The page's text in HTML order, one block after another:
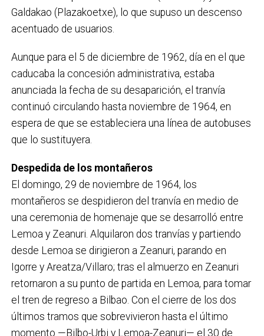
Galdakao (Plazakoetxe), lo que supuso un descenso
acentuado de usuarios.
Aunque para el 5 de diciembre de 1962, día en el que
caducaba la concesión administrativa, estaba
anunciada la fecha de su desaparición, el tranvía
continuó circulando hasta noviembre de 1964, en
espera de que se estableciera una línea de autobuses
que lo sustituyera.
Despedida de los montañeros
El domingo, 29 de noviembre de 1964, los
montañeros se despidieron del tranvía en medio de
una ceremonia de homenaje que se desarrolló entre
Lemoa y Zeanuri. Alquilaron dos tranvías y partiendo
desde Lemoa se dirigieron a Zeanuri, parando en
Igorre y Areatza/Villaro; tras el almuerzo en Zeanuri
retornaron a su punto de partida en Lemoa, para tomar
el tren de regreso a Bilbao. Con el cierre de los dos
últimos tramos que sobrevivieron hasta el último
momento —Bilbo-Urbi y Lemoa-Zeanuri— el 30 de